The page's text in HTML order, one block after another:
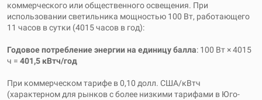
коммерческого или общественного освещения. При
использовании светильника мощностью 100 Вт, работающего
11 часов в сутки (4015 часов в год):
Годовое потребление энергии на единицу балла: 100 Вт × 4015
ч = 401,5 кВтч/год
При коммерческом тарифе в 0,10 долл. США/кВтч
(характерном для рынков с более низкими тарифами в Юго-